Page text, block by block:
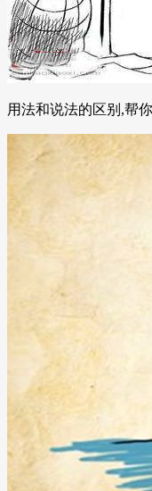
用法和说法的区别,帮